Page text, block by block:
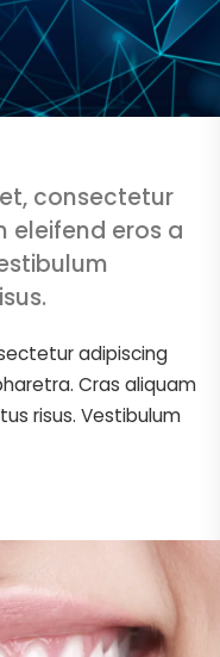
consectetur
eleifend eros a
adipiscing
Cras aliquam
risus. Vestibulum